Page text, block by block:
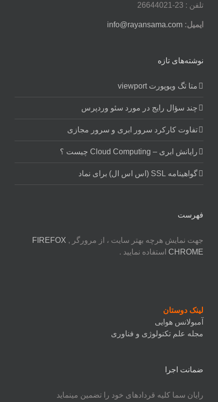
تلفن : 23-26644021
ایمیل: info@rayansama.com
نوشته‌های تازه
متا تگ ویوپورت viewport
چند سؤال رایج در مورد سئو وردپرس
تفاوت کارکرد سرور ابری و سرور مجازی
رایانش ابری – Cloud Computing چیست ؟
گواهینامه SSL (اس اس ال) برای نماد
فهرست
جهت نمایش هرچه بهتر سایت ، از مرورگر FIREFOX ,
CHROME استفاده نمایید .
لینک دوستان
آمبولانس هوایی
مجله علم تکنولوژی و فناوری
ضمانت اجرا
رایان سما کلیه قردادهای خود را تضمین مینماید